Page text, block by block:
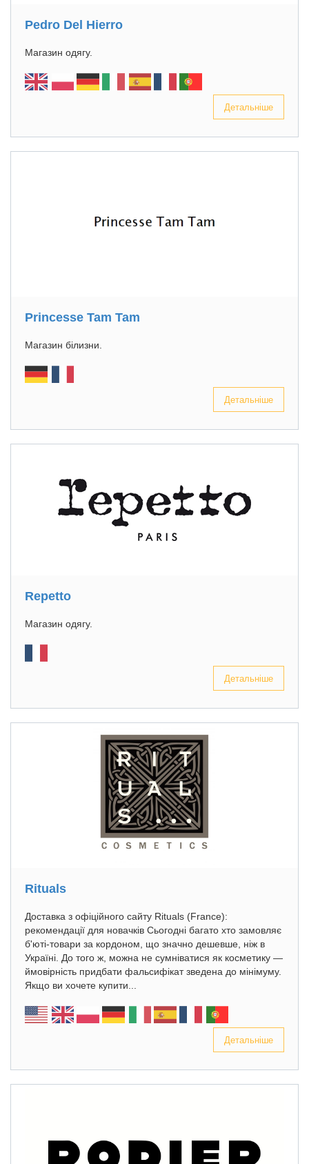
Pedro Del Hierro
Магазин одягу.
Детальніше
Princesse Tam Tam
Магазин білизни.
Детальніше
Repetto
Магазин одягу.
Детальніше
Rituals
Доставка з офіційного сайту Rituals (France):
рекомендації для новачків Сьогодні багато хто замовляє
б'юті-товари за кордоном, що значно дешевше, ніж в
Україні. До того ж, можна не сумніватися як косметику —
ймовірність придбати фальсифікат зведена до мінімуму.
Якщо ви хочете купити...
Детальніше